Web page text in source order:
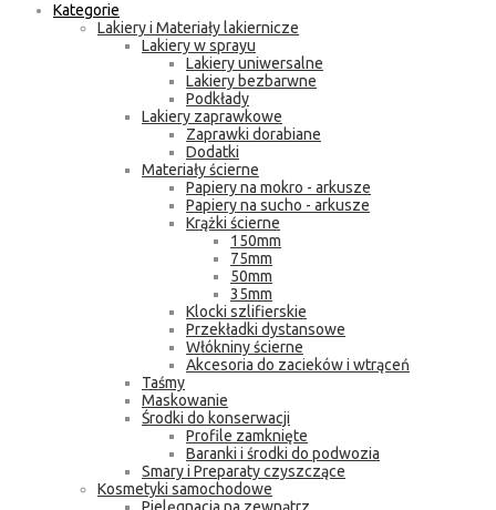
Kategorie
Lakiery i Materiały lakiernicze
Lakiery w sprayu
Lakiery uniwersalne
Lakiery bezbarwne
Podkłady
Lakiery zaprawkowe
Zaprawki dorabiane
Dodatki
Materiały ścierne
Papiery na mokro - arkusze
Papiery na sucho - arkusze
Krążki ścierne
150mm
75mm
50mm
35mm
Klocki szlifierskie
Przekładki dystansowe
Włókniny ścierne
Akcesoria do zacieków i wtrąceń
Taśmy
Maskowanie
Środki do konserwacji
Profile zamknięte
Baranki i środki do podwozia
Smary i Preparaty czyszczące
Kosmetyki samochodowe